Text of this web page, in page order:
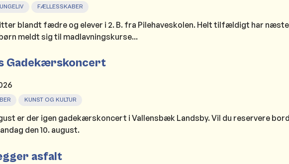
FÆLLESSKABER
blandt fædre og elever i 2. B. fra Pilehaveskolen. Helt tilfældigt har
meldt sig til madlavningskurse...
Gadekærskoncert
KUNST OG KULTUR
er der igen gadekærskoncert i Vallensbæk Landsby. Vil du reservere
den 10. august.
asfalt